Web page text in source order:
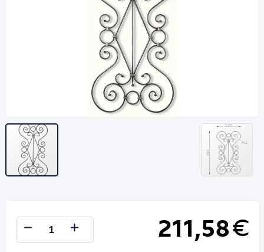
211,58€